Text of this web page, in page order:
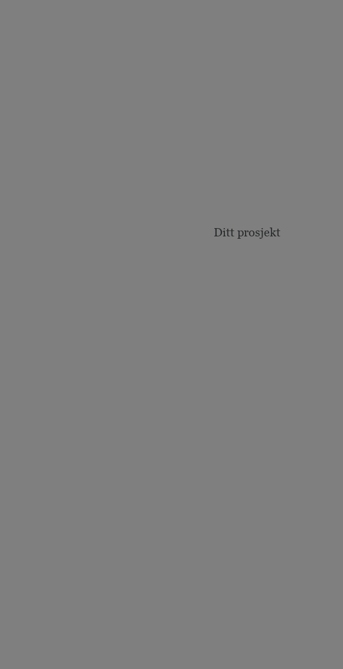
Ditt prosjekt